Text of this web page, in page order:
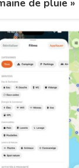
de pluie »